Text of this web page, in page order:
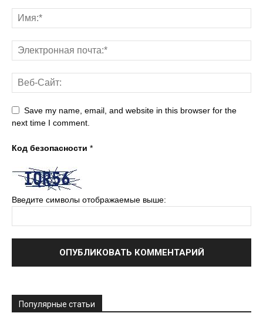
Save my name, email, and website in this browser for the
next time I comment.
Код безопасности *
Введите символы отображаемые выше:
Популярные статьи